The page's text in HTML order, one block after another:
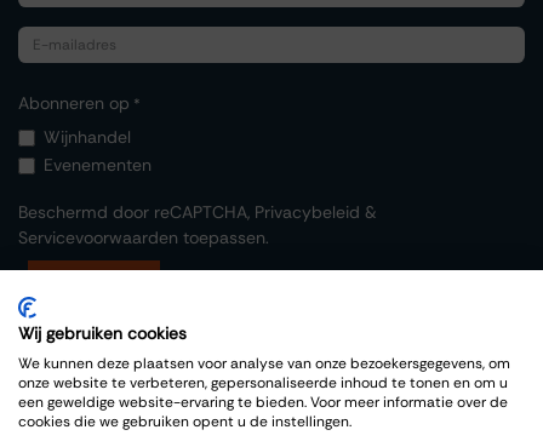
Abonneren op *
Wijnhandel
Evenementen
Beschermd door reCAPTCHA, Privacybeleid &
Servicevoorwaarden toepassen.
Wij gebruiken cookies
We kunnen deze plaatsen voor analyse van onze bezoekersgegevens, om
onze website te verbeteren, gepersonaliseerde inhoud te tonen en om u
een geweldige website-ervaring te bieden. Voor meer informatie over de
cookies die we gebruiken opent u de instellingen.